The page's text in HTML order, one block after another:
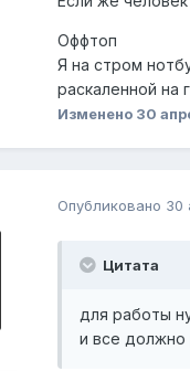
Оффтоп
Я на стром
раскаленной на
Изменено 30
Опубликовано 30
Цитата
для работы
и все должно